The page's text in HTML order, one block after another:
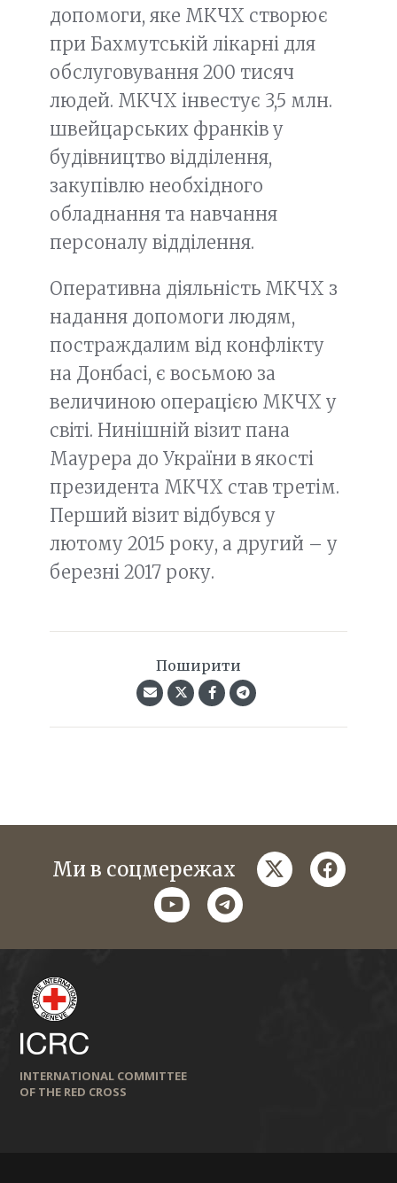
допомоги, яке МКЧХ створює
при Бахмутській лікарні для
обслуговування 200 тисяч
людей. МКЧХ інвестує 3,5 млн.
швейцарських франків у
будівництво відділення,
закупівлю необхідного
обладнання та навчання
персоналу відділення.
Оперативна діяльність МКЧХ з
надання допомоги людям,
постраждалим від конфлікту
на Донбасі, є восьмою за
величиною операцією МКЧХ у
світі. Нинішній візит пана
Маурера до України в якості
президента МКЧХ став третім.
Перший візит відбувся у
лютому 2015 року, а другий – у
березні 2017 року.
Поширити
Ми в соцмережах twitter
youtubetelegram
INTERNATIONAL COMMITTEE
OF THE RED CROSS